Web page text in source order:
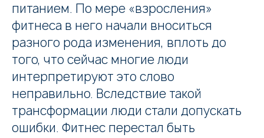
питанием. По мере «взросления»
фитнеса в него начали вноситься
разного рода изменения, вплоть до
того, что сейчас многие люди
интерпретируют это слово
неправильно. Вследствие такой
трансформации люди стали допускать
ошибки. Фитнес перестал быть